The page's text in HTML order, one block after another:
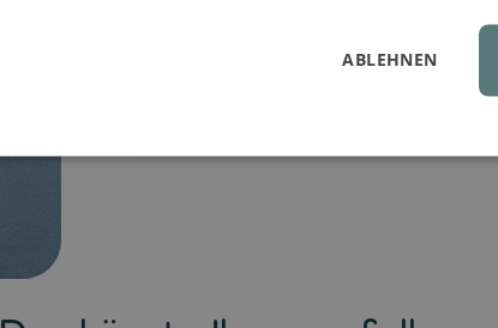
zuverlässige Anpassung
Details ergänzt, die Freude in jeden
nur mit dem Gefühl, dass alles
ABLEHNEN